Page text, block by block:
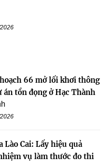
66 mở lối khơi thông
án tồn đọng ở Hạc Thành
Lào Cai: Lấy hiệu quả
vụ làm thước đo thi